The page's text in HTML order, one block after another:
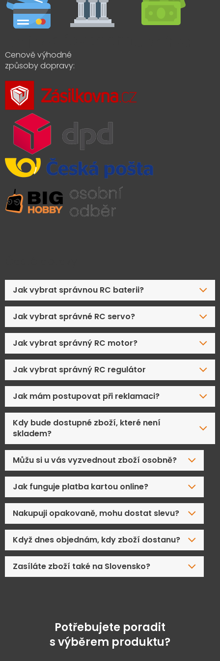
Cenově výhodné
způsoby dopravy:
Jak vybrat správnou RC baterii?
Jak vybrat správné RC servo?
Jak vybrat správný RC motor?
Jak vybrat správný RC regulátor
Jak mám postupovat při reklamaci?
Kdy bude dostupné zboží, které není
skladem?
Můžu si u vás vyzvednout zboží osobně?
Jak funguje platba kartou online?
Nakupuji opakovaně, mohu dostat slevu?
Když dnes objednám, kdy zboží dostanu?
Zasíláte zboží také na Slovensko?
Potřebujete poradit
s výběrem produktu?